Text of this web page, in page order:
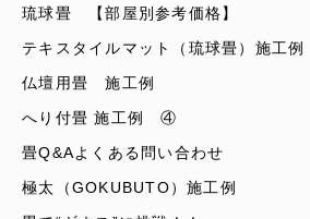
琉球畳 【部屋別参考価格】
テキスタイルマット（琉球畳）施工例
仏壇用畳 施工例
へり付畳 施工例 ④
畳Q&Aよくある問い合わせ
極太（GOKUBUTO）施工例